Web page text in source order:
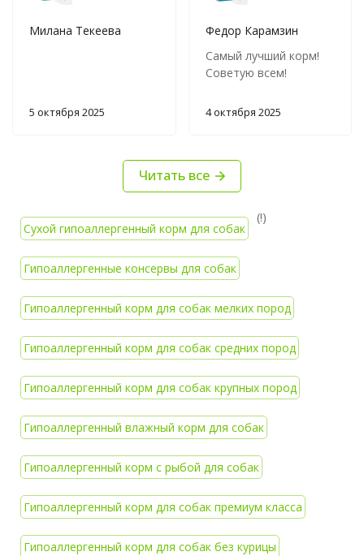
Милана Текеева
5 октября 2025
Федор Карамзин
Самый лучший корм!
Советую всем!
4 октября 2025
Читать все
(!)
Сухой гипоаллергенный корм для собак
Гипоаллергенные консервы для собак
Гипоаллергенный корм для собак мелких пород
Гипоаллергенный корм для собак средних пород
Гипоаллергенный корм для собак крупных пород
Гипоаллергенный влажный корм для собак
Гипоаллергенный корм с рыбой для собак
Гипоаллергенный корм для собак премиум класса
Гипоаллергенный корм для собак без курицы